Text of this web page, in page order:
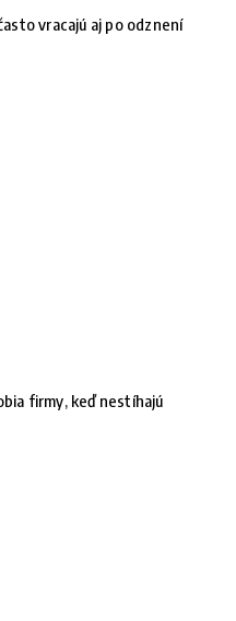
vracajú aj po odznení
firmy, keď nestíhajú